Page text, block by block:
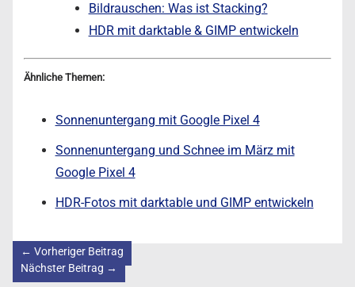
Bildrauschen: Was ist Stacking?
HDR mit darktable & GIMP entwickeln
Ähnliche Themen:
Sonnenuntergang mit Google Pixel 4
Sonnenuntergang und Schnee im März mit
Google Pixel 4
HDR-Fotos mit darktable und GIMP entwickeln
← Vorheriger Beitrag
Nächster Beitrag →